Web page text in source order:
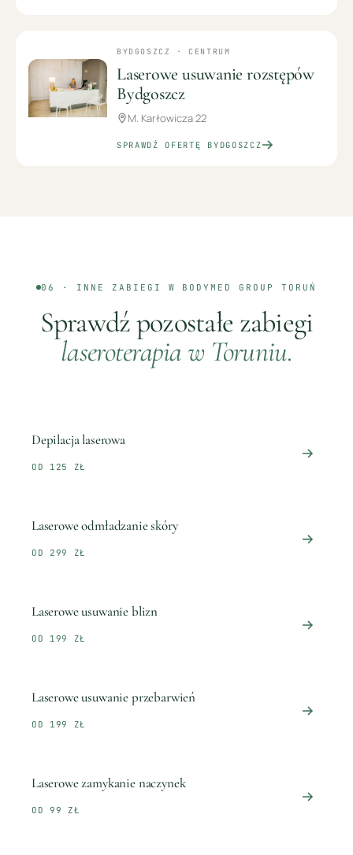
BYDGOSZCZ · CENTRUM
Laserowe usuwanie rozstępów
Bydgoszcz
M. Karłowicza 22
SPRAWDŹ OFERTĘ BYDGOSZCZ
06 · INNE ZABIEGI W BODYMED GROUPTORUŃ
Sprawdź pozostałe zabiegi
laseroterapia w Toruniu.
Depilacja laserowa
OD 125 ZŁ
Laserowe odmładzanie skóry
OD 299 ZŁ
Laserowe usuwanie blizn
OD 199 ZŁ
Laserowe usuwanie przebarwień
OD 199 ZŁ
Laserowe zamykanie naczynek
OD 99 ZŁ